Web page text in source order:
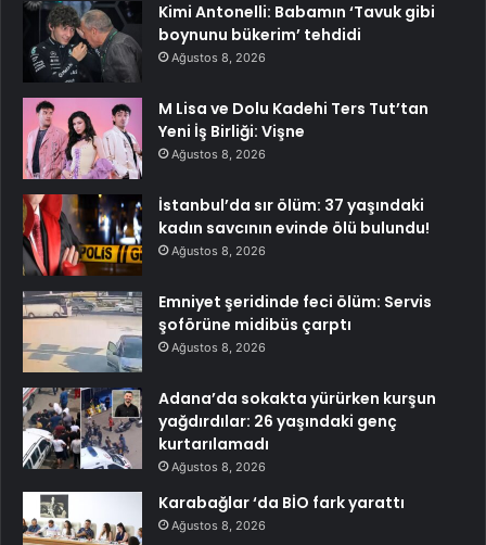
Kimi Antonelli: Babamın ‘Tavuk gibi
boynunu bükerim’ tehdidi
Ağustos 8, 2026
M Lisa ve Dolu Kadehi Ters Tut’tan
Yeni İş Birliği: Vişne
Ağustos 8, 2026
İstanbul’da sır ölüm: 37 yaşındaki
kadın savcının evinde ölü bulundu!
Ağustos 8, 2026
Emniyet şeridinde feci ölüm: Servis
şoförüne midibüs çarptı
Ağustos 8, 2026
Adana’da sokakta yürürken kurşun
yağdırdılar: 26 yaşındaki genç
kurtarılamadı
Ağustos 8, 2026
Karabağlar ‘da BİO fark yarattı
Ağustos 8, 2026